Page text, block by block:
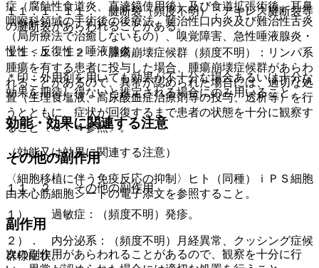
１１．１．１１． 腱断裂（頻度不明）：アキレス腱断裂等
の腱断裂があらわれることがある。
１１．１．１２． 腫瘍崩壊症候群（頻度不明）：リンパ系
腫瘍を有する患者に投与した場合、腫瘍崩壊症候群があらわ
れることがあるので、異常が認められた場合には、適切な処
置（生理食塩液、高尿酸血症治療剤等の投与、透析等）を行
うとともに、症状が回復するまで患者の状態を十分に観察す
ること〔８．４参照〕。
その他の副作用
１１．２． その他の副作用
１）． 過敏症：（頻度不明）発疹。
２）． 内分泌系：（頻度不明）月経異常、クッシング症候
群様症状。
症（腐蝕性食道炎、直達鏡使用後）及び食道拡張術後、耳鼻
咽喉科領域の手術後の後療法、難治性口内炎及び難治性舌炎
（局所療法で治癒しないもの）、嗅覚障害、急性唾液腺炎・
慢性＜反復性＞唾液腺炎。
＊印：外用剤を用いても効果が不十分な場合あるいは十分な
効果を期待し得ないと推定される場合にのみ用いること。
効能・効果に関連する注意
（効能又は効果に関連する注意）
〈細胞移植に伴う免疫反応の抑制〉ヒト（同種）ｉＰＳ細胞
由来心筋細胞シートの電子添文を参照すること。
副作用
次の副作用があらわれることがあるので、観察を十分に行